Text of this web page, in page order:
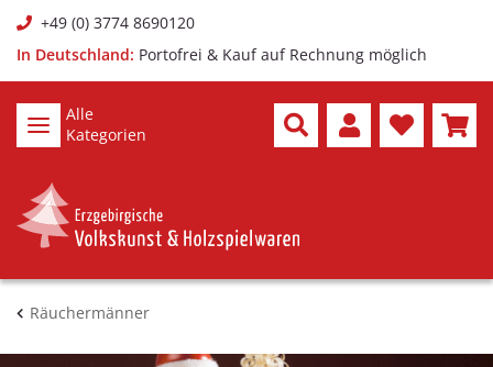
+49 (0) 3774 8690120
In Deutschland: Portofrei & Kauf auf Rechnung möglich
Alle
Kategorien
Räuchermänner